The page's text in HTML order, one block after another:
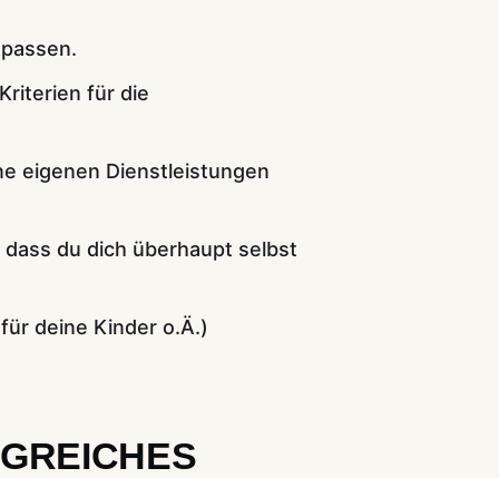
für die
eigenen Dienstleistungen
du dich überhaupt selbst
deine Kinder o.Ä.)